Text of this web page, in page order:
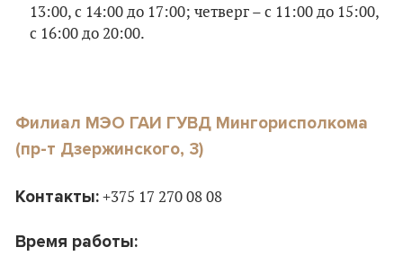
13:00, с 14:00 до 17:00; четверг – с 11:00 до 15:00,
с 16:00 до 20:00.
Филиал МЭО ГАИ ГУВД Мингорисполкома
(пр-т Дзержинского, 3)
Контакты: +375 17 270 08 08
Время работы: